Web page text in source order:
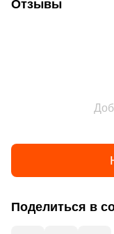
Отзывы
Поделиться в